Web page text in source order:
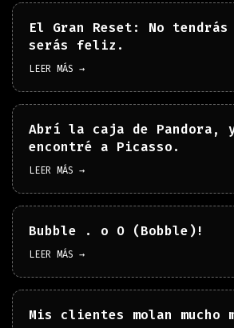
El Gran Reset: No
serás feliz.
LEER MÁS →
Abrí la caja de Pandora, y
encontré a Picasso.
LEER MÁS →
Bubble . o O (Bobble)!
LEER MÁS →
Mis clientes molan mucho